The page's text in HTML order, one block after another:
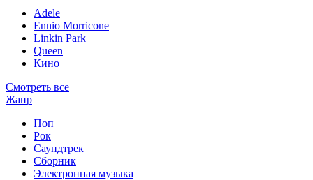
Adele
Ennio Morricone
Linkin Park
Queen
Кино
Смотреть все
Жанр
Поп
Рок
Саундтрек
Сборник
Электронная музыка